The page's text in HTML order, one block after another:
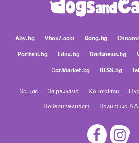
Abv.bg Vbox7.com Gong.bg
Pariteni.bg
Edna.bg Dariknews.bg
CarMarket.bg
BISS.bg
За нас За реклама Контакти
Поверителност
Политика ЛД